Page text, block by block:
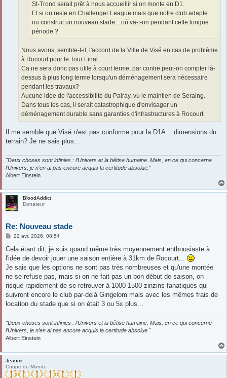
St-Trond serait prêt à nous accueillir si on monte en D1.
Et si on reste en Challenger League mais que notre club adapte
ou construit un nouveau stade…où va-t-on pendant cette longue
période ?
Nous avons, semble-t-il, l'accord de la Ville de Visé en cas de problème
à Rocourt pour le Tour Final.
Ca ne sera donc pas utile à court terme, par contre peut-on compter là-
dessus à plus long terme lorsqu'un déménagement sera nécessaire
pendant les travaux?
Aucune idée de l'accessibilité du Pairay, vu le maintien de Seraing.
Dans tous les cas, il serait catastrophique d'envisager un
déménagement durable sans garanties d'infrastructures à Rocourt.
Il me semble que Visé n'est pas conforme pour la D1A... dimensions du
terrain? Je ne sais plus...
"Deux choses sont infinies : l’Univers et la bêtise humaine. Mais, en ce qui concerne
l’Univers, je n’en ai pas encore acquis la certitude absolue."
Albert Einstein
BloodAddict
Donateur
Re: Nouveau stade
M
s
a
g
22 avr. 2026, 08:54
Cela étant dit, je suis quand même très moyennement enthousiaste à
l'idée de devoir jouer une saison entière à 31km de Rocourt...
Je sais que les options ne sont pas très nombreuses et qu'une montée
ne se refuse pas, mais si on ne fait pas un bon début de saison, on
risque rapidement de se retrouver à 1000-1500 zinzins fanatiques qui
suivront encore le club par-delà Gingelom mais avec les mêmes frais de
location du stade que si on était 3 ou 5x plus...
"Deux choses sont infinies : l’Univers et la bêtise humaine. Mais, en ce qui concerne
l’Univers, je n’en ai pas encore acquis la certitude absolue."
Albert Einstein
Jeanmi
Coupe du Monde